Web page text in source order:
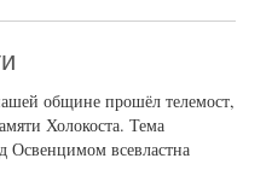
общине прошёл телемост,
Холокоста. Тема
Освенцимом всевластна